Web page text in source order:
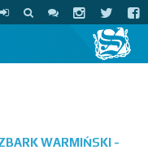
WARMIŃSKI -